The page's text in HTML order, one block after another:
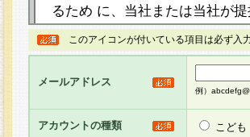
るため に、当社または当社が
ト（以下「本サイト」といい
ージを設け、会員がアンケー
し、その結果を当社が集計・
るものです。なお、本サービ
員に対して本サービスの依頼
た全ての会員に対して本サー
このアイコンが付いている項目は必ず入
メールアドレス
例）
アカウントの種類 こども